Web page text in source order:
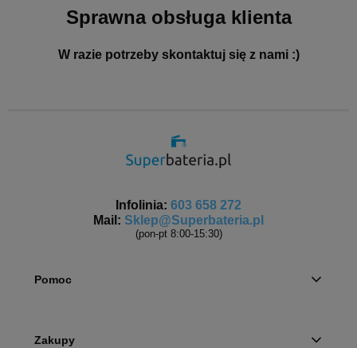
Sprawna obsługa klienta
W razie potrzeby skontaktuj się z nami :)
Infolinia: 603 658 272
Mail: Sklep@Superbateria.pl
(pon-pt 8:00-15:30)
Pomoc
Zakupy